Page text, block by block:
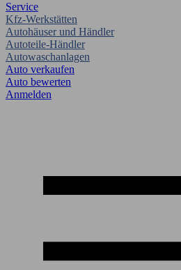
Service
Kfz-Werkstätten
Autohäuser und Händler
Autoteile-Händler
Autowaschanlagen
Auto verkaufen
Auto bewerten
Anmelden